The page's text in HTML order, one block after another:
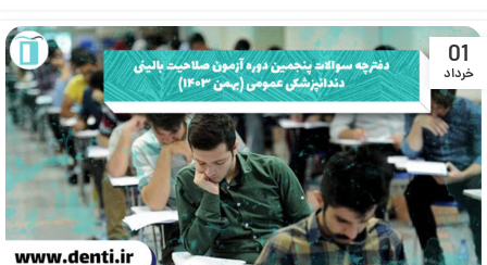
01
خرداد